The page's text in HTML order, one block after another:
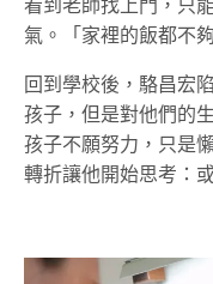
看到老師找上門，只
氣。
「家裡的飯都不
回到學校後，駱昌宏
孩子，但是對他們的
孩子不願努力，只是
轉折讓他開始思考：